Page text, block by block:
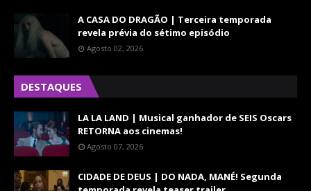
A CASA DO DRAGÃO | Terceira temporada
revela prévia do sétimo episódio
Agosto 02, 2026
DESTAQUES
LA LA LAND | Musical ganhador de SEIS Oscars
RETORNA aos cinemas!
Agosto 07, 2026
CIDADE DE DEUS | DO NADA, MANÉ! Segunda